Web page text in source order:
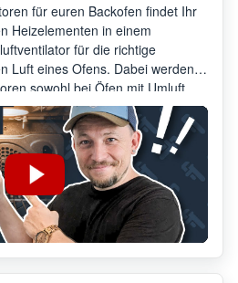
für euren Backofen findet Ihr
Heizelementen in einem
für die richtige
Luft eines Ofens. Dabei werden
sowohl bei Öfen mit Umluft,
Entscheidend für die
ist dabei nur die Anordnung der